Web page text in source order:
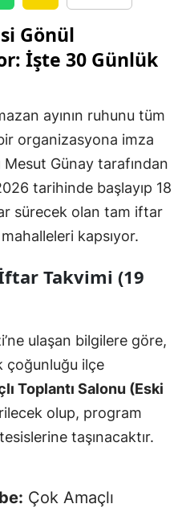
Gönül
İşte 30 Günlük
ayının ruhunu tüm
organizasyona imza
Mesut Günay tarafından
tarihinde başlayıp 18
sürecek olan tam iftar
kapsıyor.
Takvimi (19
ulaşan bilgilere göre,
çoğunluğu ilçe
Toplantı Salonu (Eski
olup, program
taşınacaktır.
Çok Amaçlı